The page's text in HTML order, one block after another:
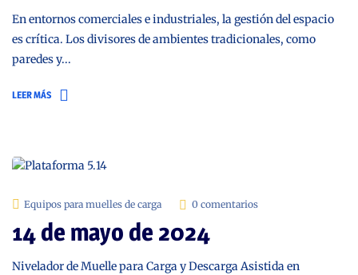
En entornos comerciales e industriales, la gestión del espacio
es crítica. Los divisores de ambientes tradicionales, como
paredes y...
LEER MÁS
Equipos para muelles de carga 0 comentarios
14 de mayo de 2024
Nivelador de Muelle para Carga y Descarga Asistida en